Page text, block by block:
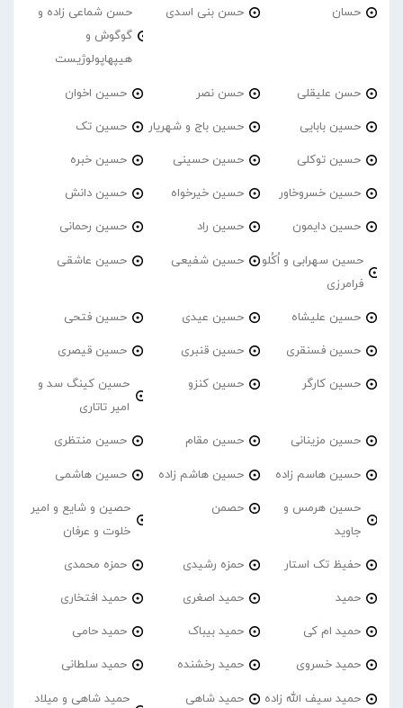
حسان حسن بنی اسدی
حسن شماعی زاده و
گوگوش و
هیپهاپولوژیست
حسن علیقلی حسن نصر حسین اخوان
حسین بابایی حسین باج و شهریار حسین تک
حسین توکلی حسین حسینی حسین خبره
حسین خسروخاور حسین خیرخواه حسین دانش
حسین دایمون حسین راد حسین رحمانی
حسین سهرابی و اُکُلو
فرامرزی
حسین شفیعی حسین عاشقی
حسین علیشاه حسین عیدی حسین فتحی
حسین فسنقری حسین قنبری حسین قیصری
حسین کارگر حسین کنزو
حسین کینگ سد و
امیر تاتاری
حسین مزینانی حسین مقام حسین منتظری
حسین هاسم زاده حسین هاشم زاده حسین هاشمی
حسین هرمس و
جاوید
حصمن
حصین و شایع و امیر
خلوت و عرفان
حفیظ تک استار حمزه رشیدی حمزه محمدی
حمید حمید اصغری حمید افتخاری
حمید ام کی حمید بیباک حمید حامی
حمید خسروی حمید رخشنده حمید سلطانی
حمید سیف الله زاده حمید شاهی
حمید شاهی و میلاد